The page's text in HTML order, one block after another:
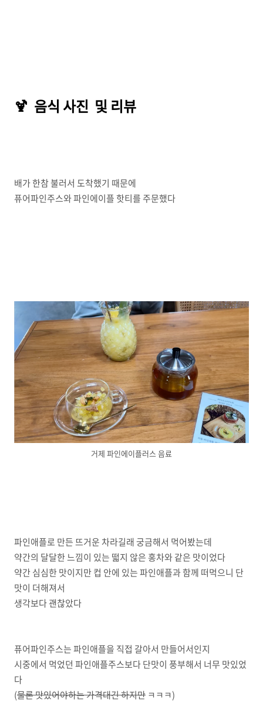
🍹 음식 사진 및 리뷰
배가 한참 불러서 도착했기 때문에
퓨어파인주스와 파인에이플 핫티를 주문했다
거제 파인에이플러스 음료
파인애플로 만든 뜨거운 차라길래 궁금해서 먹어봤는데
약간의 달달한 느낌이 있는 떫지 않은 홍차와 같은 맛이었다
약간 심심한 맛이지만 컵 안에 있는 파인애플과 함께 떠먹으니 단
맛이 더해져서
생각보다 괜찮았다
퓨어파인주스는 파인애플을 직접 갈아서 만들어서인지
시중에서 먹었던 파인애플주스보다 단맛이 풍부해서 너무 맛있었
다
(물론 맛있어야하는 가격대긴 하지만 ㅋㅋㅋ)